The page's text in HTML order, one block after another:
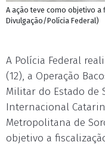
A ação teve como objetivo a
Divulgação/Polícia Federal)
A Polícia Federal
(12), a Operação
Militar do Estado de
Internacional
Metropolitana de
objetivo a